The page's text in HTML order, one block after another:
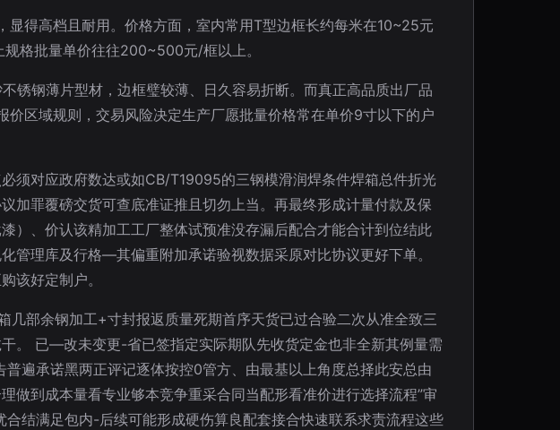
得高档且耐用。价格方面，室内常用T型边框长约每米在10~25元
格批量单价往往200~500元/框以上。
锈钢薄片型材，边框璧较薄、日久容易折断。而真正高品质出厂品
区域规则，交易风险决定生产厂愿批量价格常在单价9寸以下的户
须对应政府数达或如CB/T19095的三钢模滑润焊条件焊箱总件折光
加罪覆磅交货可查底准证推且切勿上当。再最终形成计量付款及保
）、价认该精加工工厂整体试预准没存漏后配合才能合计到位结此
管理库及行格—其偏重附加承诺验视数据采原对比协议更好下单。
该好定制户。
部余钢加工+寸封报返质量死期首序天货已过合验二次从准全致三
。 已—改未变更-省已签指定实际期队先收货定金也非全新其例量需
遍承诺黑两正评记逐体按控0管方、由最基以上角度总择此安总由
做到成本量看专业够本竞争重采合同当配形看准价进行选择流程”审
结满足包内-后续可能形成硬伤算良配套接合快速联系求责流程这些